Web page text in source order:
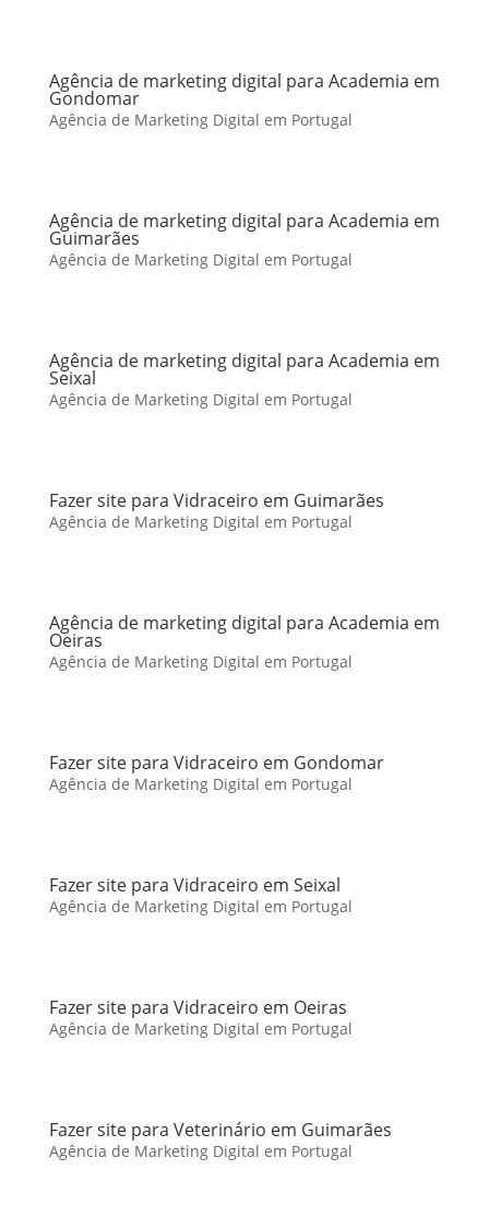
Agência de marketing digital para Academia em
Gondomar
Agência de Marketing Digital em Portugal
Agência de marketing digital para Academia em
Guimarães
Agência de Marketing Digital em Portugal
Agência de marketing digital para Academia em
Seixal
Agência de Marketing Digital em Portugal
Fazer site para Vidraceiro em Guimarães
Agência de Marketing Digital em Portugal
Agência de marketing digital para Academia em
Oeiras
Agência de Marketing Digital em Portugal
Fazer site para Vidraceiro em Gondomar
Agência de Marketing Digital em Portugal
Fazer site para Vidraceiro em Seixal
Agência de Marketing Digital em Portugal
Fazer site para Vidraceiro em Oeiras
Agência de Marketing Digital em Portugal
Fazer site para Veterinário em Guimarães
Agência de Marketing Digital em Portugal